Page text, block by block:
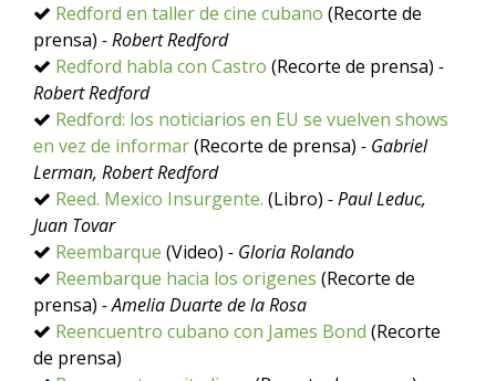
Redford en taller de cine cubano (Recorte de
prensa) - Robert Redford
Redford habla con Castro (Recorte de prensa) -
Robert Redford
Redford: los noticiarios en EU se vuelven shows
en vez de informar(Recorte de prensa) - Gabriel
Lerman, Robert Redford
Reed. Mexico Insurgente. (Libro) - Paul Leduc,
Juan Tovar
Reembarque (Video) - Gloria Rolando
Reembarque hacia los origenes (Recorte de
prensa) - Amelia Duarte de la Rosa
Reencuentro cubano con James Bond (Recorte
de prensa)